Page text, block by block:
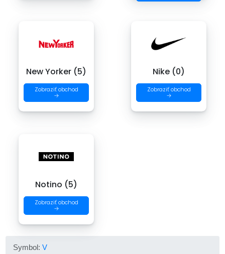
New Yorker (5)
Zobraziť obchod
→
Nike (0)
Zobraziť obchod
→
Notino (5)
Zobraziť obchod
→
Symbol:V